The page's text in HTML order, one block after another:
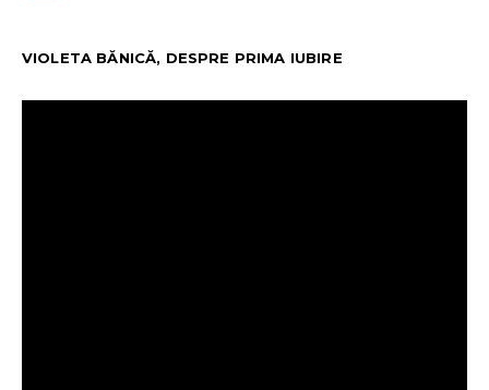
VIOLETA BĂNICĂ, DESPRE PRIMA IUBIRE